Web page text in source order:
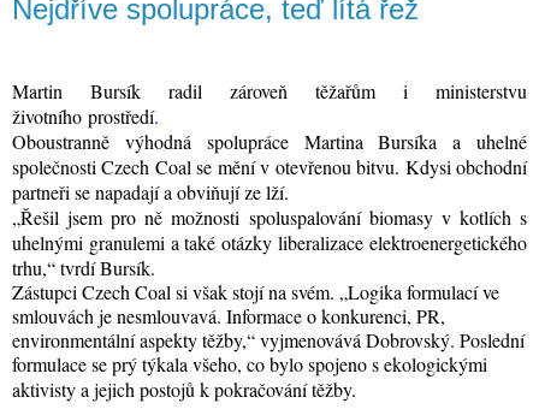
Nejdříve spolupráce, teď lítá řež
Martin Bursík radil zároveň těžařům i ministerstvu
životního prostředí.
Oboustranně výhodná spolupráce Martina Bursíka a uhelné
společnosti Czech Coal se mění v otevřenou bitvu. Kdysi obchodní
partneři se napadají a obviňují ze lží.
„Řešil jsem pro ně možnosti spoluspalování biomasy v kotlích s
uhelnými granulemi a také otázky liberalizace elektroenergetického
trhu,“ tvrdí Bursík.
Zástupci Czech Coal si však stojí na svém. „Logika formulací ve
smlouvách je nesmlouvavá. Informace o konkurenci, PR,
environmentální aspekty těžby,“ vyjmenovává Dobrovský. Poslední
formulace se prý týkala všeho, co bylo spojeno s ekologickými
aktivisty a jejich postojů k pokračování těžby.